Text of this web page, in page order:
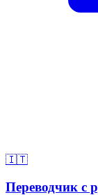
🇮🇹
Переводчик с